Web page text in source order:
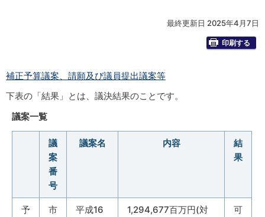
最終更新日 2025年4月7日
印刷する
補正予算議案、請願及び議員提出議案等
下表の「結果」とは、議決結果のことです。
議案一覧
議
案
番
号
議案名 内容
結
果
予
市
平成16
1,294,677百万円(対
可